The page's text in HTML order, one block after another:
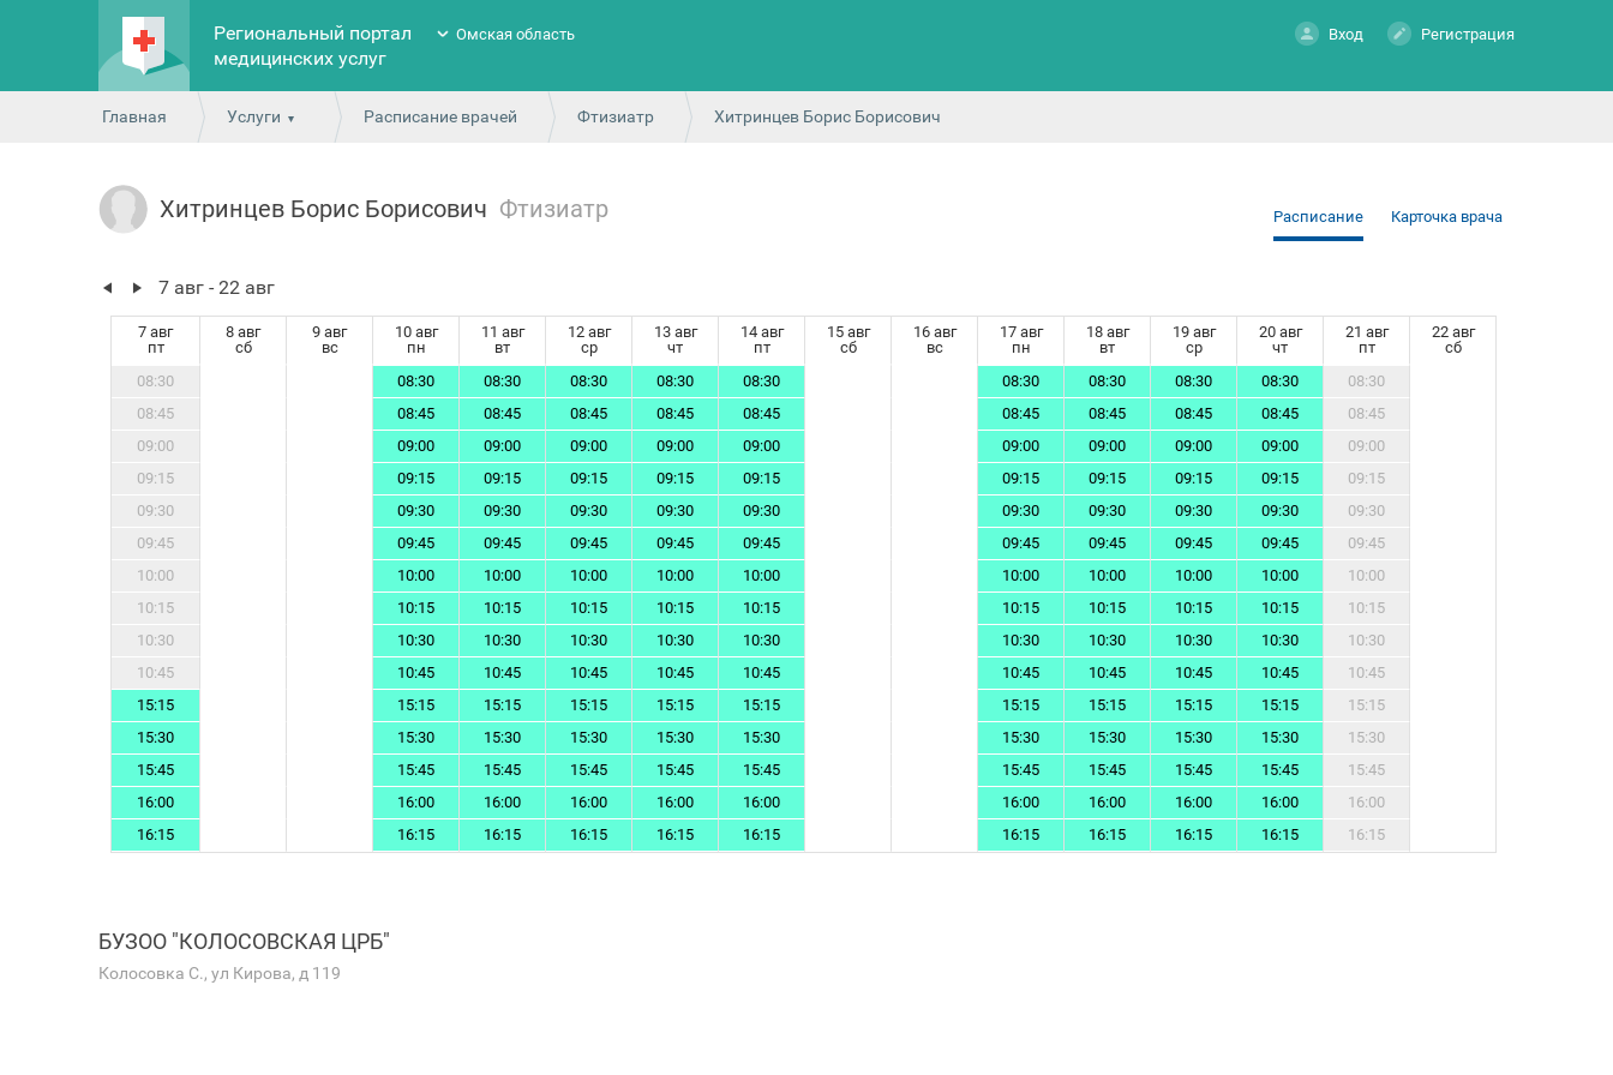
Региональный портал
медицинских услуг
Омская область Вход Регистрация
Главная Услуги Расписание врачей Фтизиатр Хитринцев Борис Борисович
Хитринцев Борис Борисович Фтизиатр Расписание Карточка врача
7 авг - 22 авг
7 авг
пт
8 авг
сб
9 авг
вс
10 авг
пн
11 авг
вт
12 авг
ср
13 авг
чт
14 авг
пт
15 авг
сб
16 авг
вс
17 авг
пн
18 авг
вт
19 авг
ср
20 авг
чт
21 авг
пт
22 авг
сб
08:30
08:30 08:30 08:30 08:30 08:30 08:30 08:30 08:30 08:30
08:30
08:45
08:45 08:45 08:45 08:45 08:45 08:45 08:45 08:45 08:45
08:45
09:00
09:00 09:00 09:00 09:00 09:00 09:00 09:00 09:00 09:00
09:00
09:15
09:15 09:15 09:15 09:15 09:15 09:15 09:15 09:15 09:15
09:15
09:30
09:30 09:30 09:30 09:30 09:30 09:30 09:30 09:30 09:30
09:30
09:45
09:45 09:45 09:45 09:45 09:45 09:45 09:45 09:45 09:45
09:45
10:00
10:00 10:00 10:00 10:00 10:00 10:00 10:00 10:00 10:00
10:00
10:15
10:15 10:15 10:15 10:15 10:15 10:15 10:15 10:15 10:15
10:15
10:30
10:30 10:30 10:30 10:30 10:30 10:30 10:30 10:30 10:30
10:30
10:45
10:45 10:45 10:45 10:45 10:45 10:45 10:45 10:45 10:45
10:45
15:15
15:15 15:15 15:15 15:15 15:15 15:15 15:15 15:15 15:15
15:15
15:30
15:30 15:30 15:30 15:30 15:30 15:30 15:30 15:30 15:30
15:30
15:45
15:45 15:45 15:45 15:45 15:45 15:45 15:45 15:45 15:45
15:45
16:00
16:00 16:00 16:00 16:00 16:00 16:00 16:00 16:00 16:00
16:00
16:15
16:15 16:15 16:15 16:15 16:15 16:15 16:15 16:15 16:15 16:15
БУЗОО "КОЛОСОВСКАЯ ЦРБ"
Колосовка С., ул Кирова, д 119